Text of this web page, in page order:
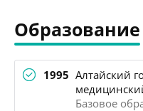
Образование
1995 Алтайский
Базовое